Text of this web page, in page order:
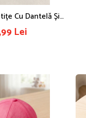
Cu Dantelă Și
6-12 Luni
Lei